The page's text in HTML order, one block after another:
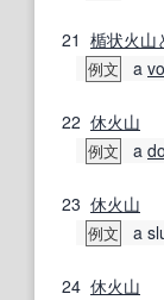
21 楯状火山
例文 a
22 休火山
例文 a
23 休火山
例文 a
24 休火山